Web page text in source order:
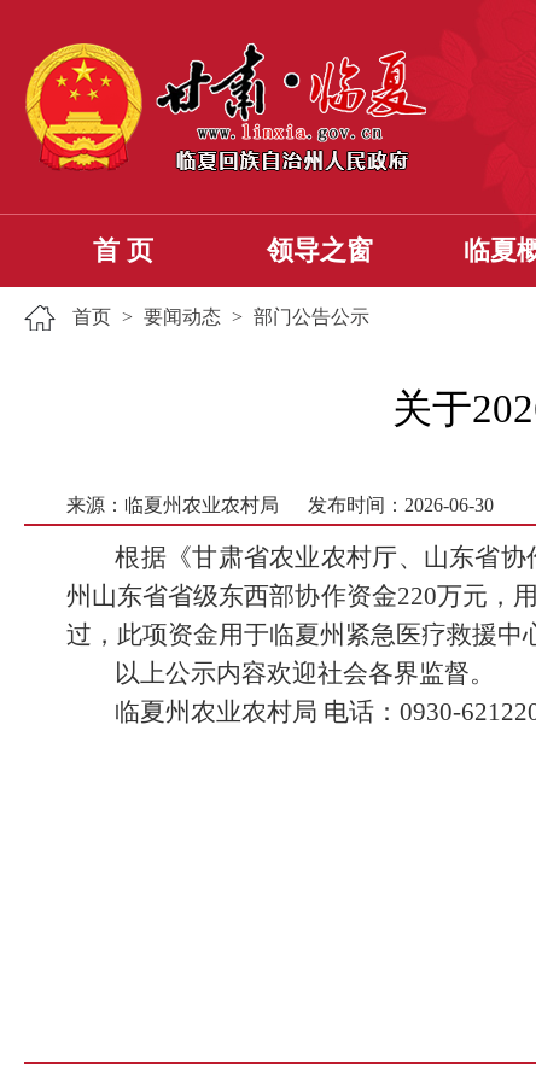
首 页 领导之窗 临夏
首页 > 要闻动态 > 部门公告公示
关于
来源：临夏州农业农村局 发布时间：2026-06-30
根据《甘肃省农业农村厅、山东省
州山东省省级东西部协作资金220万元，
过，此项资金用于临夏州紧急医疗救援中
以上公示内容欢迎社会各界监督。
临夏州农业农村局 电话：0930-